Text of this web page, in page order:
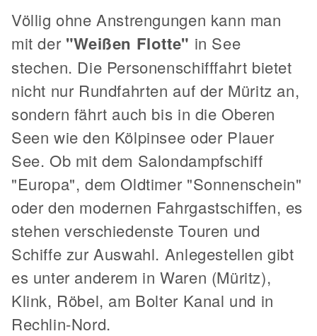
Völlig ohne Anstrengungen kann man
mit der "Weißen Flotte" in See
stechen. Die Personenschifffahrt bietet
nicht nur Rundfahrten auf der Müritz an,
sondern fährt auch bis in die Oberen
Seen wie den Kölpinsee oder Plauer
See. Ob mit dem Salondampfschiff
"Europa", dem Oldtimer "Sonnenschein"
oder den modernen Fahrgastschiffen, es
stehen verschiedenste Touren und
Schiffe zur Auswahl. Anlegestellen gibt
es unter anderem in Waren (Müritz),
Klink, Röbel, am Bolter Kanal und in
Rechlin-Nord.